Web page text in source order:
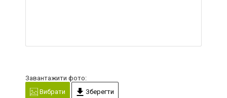
Завантажити фото:
Вибрати
Зберегти